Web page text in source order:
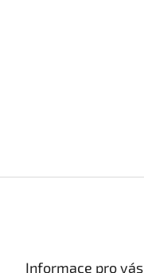
Informace pro vás